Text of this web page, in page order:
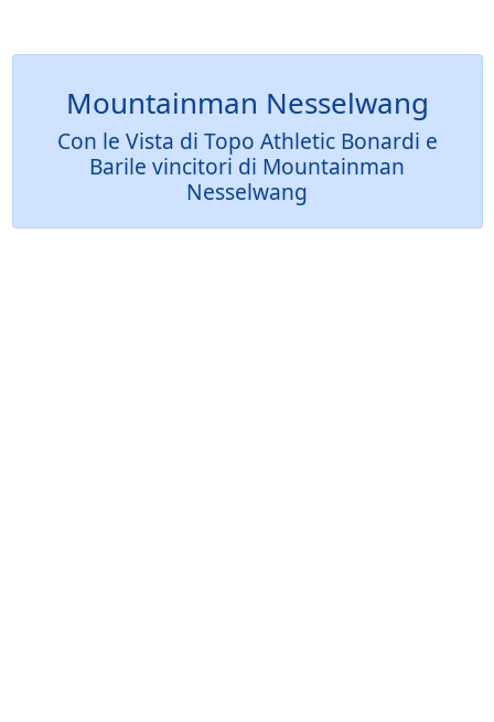
Mountainman Nesselwang
Con le Vista di Topo Athletic Bonardi e
Barile vincitori di Mountainman
Nesselwang